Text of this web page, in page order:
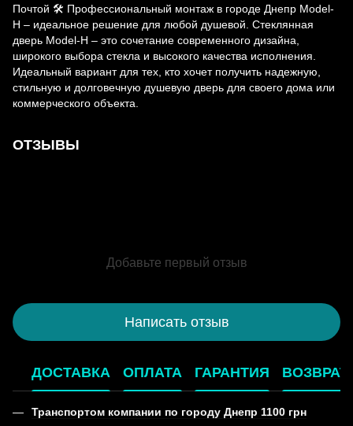
Почтой 🛠 Профессиональный монтаж в городе Днепр Model-
H – идеальное решение для любой душевой. Стеклянная
дверь Model-H – это сочетание современного дизайна,
широкого выбора стекла и высокого качества исполнения.
Идеальный вариант для тех, кто хочет получить надежную,
стильную и долговечную душевую дверь для своего дома или
коммерческого объекта.
ОТЗЫВЫ
Добавьте первый отзыв
Написать отзыв
ДОСТАВКА ОПЛАТА ГАРАНТИЯ ВОЗВРАТ
Транспортом компании по городу Днепр 1100 грн